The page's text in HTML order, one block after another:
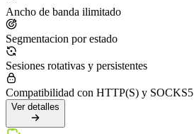
Ancho de banda ilimitado
Segmentacion por estado
Sesiones rotativas y persistentes
Compatibilidad con HTTP(S) y SOCKS5
Ver detalles